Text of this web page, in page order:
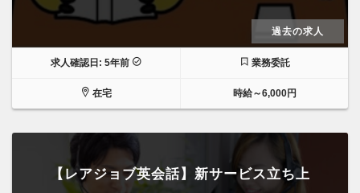
過去の求人
求人確認日: 5年前 業務委託
在宅 時給～6,000円
【レアジョブ英会話】新サービス立ち上